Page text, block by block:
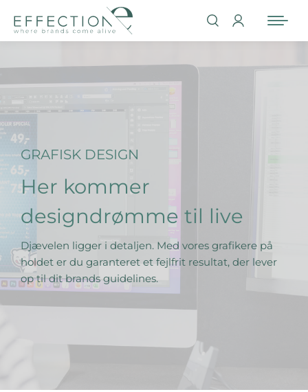
GRAFISK DESIGN
Her kommer
designdrømme til live
Djævelen ligger i detaljen. Med vores grafikere på
holdet er du garanteret et fejlfrit resultat, der lever
op til dit brands guidelines.